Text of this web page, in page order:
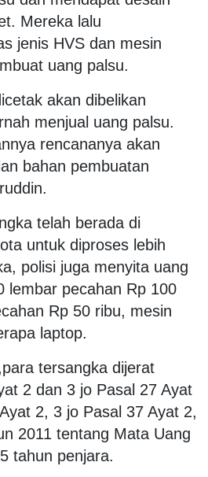
Mereka lalu
jenis HVS dan mesin
uang palsu.
akan dibelikan
menjual uang palsu.
rencananya akan
bahan pembuatan
telah berada di
untuk diproses lebih
polisi juga menyita uang
lembar pecahan Rp 100
Rp 50 ribu, mesin
laptop.
tersangka dijerat
2 dan 3 jo Pasal 27 Ayat
2, 3 jo Pasal 37 Ayat 2,
2011 tentang Mata Uang
tahun penjara.